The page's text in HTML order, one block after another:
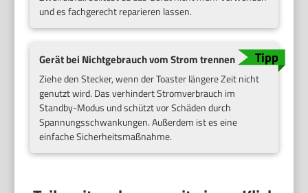
und es fachgerecht reparieren lassen.
Gerät bei Nichtgebrauch vom Strom trennen
Ziehe den Stecker, wenn der Toaster längere Zeit nicht
genutzt wird. Das verhindert Stromverbrauch im
Standby-Modus und schützt vor Schäden durch
Spannungsschwankungen. Außerdem ist es eine
einfache Sicherheitsmaßnahme.